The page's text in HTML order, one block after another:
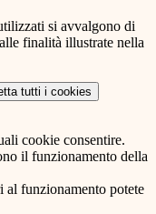
si avvalgono di
finalità illustrate nella
tutti i cookies
cookie consentire.
il funzionamento della
al funzionamento potete